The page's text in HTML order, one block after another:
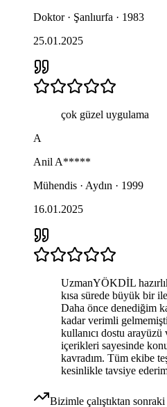
Doktor · Şanlıurfa · 1983
25.01.2025
çok güzel uygulama
A
Anil A*****
Mühendis · Aydın · 1999
16.01.2025
UzmanYÖKDİL
kısa sürede büyük bir
Daha önce denediğim
kadar verimli
kullanıcı dostu arayüzü
içerikleri sayesinde
kavradım. Tüm ekibe
kesinlikle tavsiye
Bizimle çalıştıktan